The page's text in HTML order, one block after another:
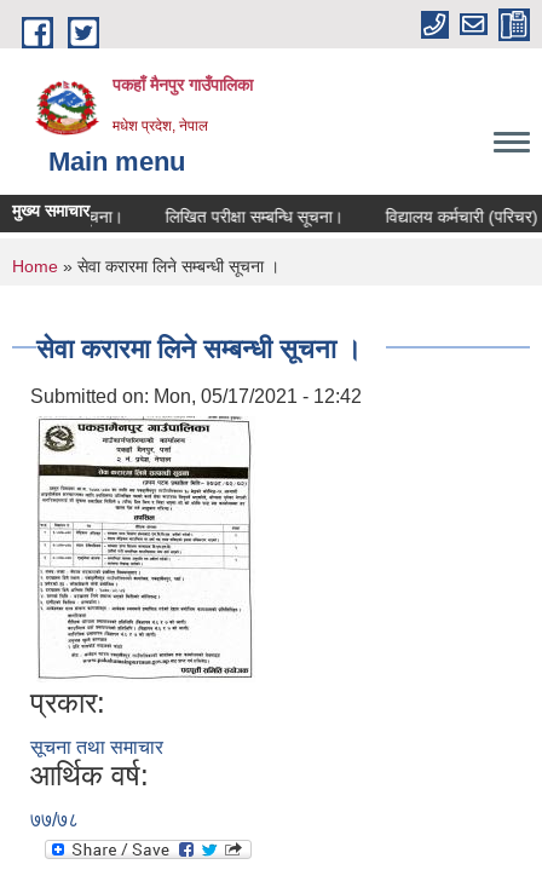
Skip to main content
पकहाँ मैनपुर गाउँपालिका
मधेश प्रदेश, नेपाल
Main menu
मुख्य समाचार
सम्बन्धि सूचना। लिखित परीक्षा सम्बन्धि सूचना। विद्यालय कर्मचारी (परिचर)
You are here
Home » सेवा करारमा लिने सम्बन्धी सूचना ।
सेवा करारमा लिने सम्बन्धी सूचना ।
Submitted on: Mon, 05/17/2021 - 12:42
प्रकार:
सूचना तथा समाचार
आर्थिक वर्ष:
७७/७८